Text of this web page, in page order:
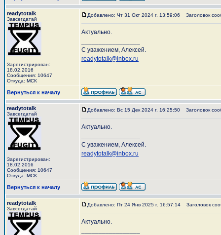
readytotalk
Завсегдатай
Зарегистрирован:
18.02.2016
Сообщения: 10647
Откуда: МСК
Добавлено: Чт 31 Окт 2024 г. 13:59:06 Заголовок
Актуально.
С уважением, Алексей.
readytotalk@inbox.ru
Вернуться к началу
readytotalk
Завсегдатай
Зарегистрирован:
18.02.2016
Сообщения: 10647
Откуда: МСК
Добавлено: Вс 15 Дек 2024 г. 16:25:50 Заголовок
Актуально.
С уважением, Алексей.
readytotalk@inbox.ru
Вернуться к началу
readytotalk
Завсегдатай
Добавлено: Пт 24 Янв 2025 г. 16:57:14 Заголовок
Актуально.